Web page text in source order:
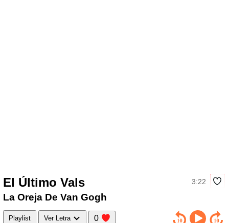
El Último Vals 3:22
La Oreja De Van Gogh
Playlist Ver Letra 0